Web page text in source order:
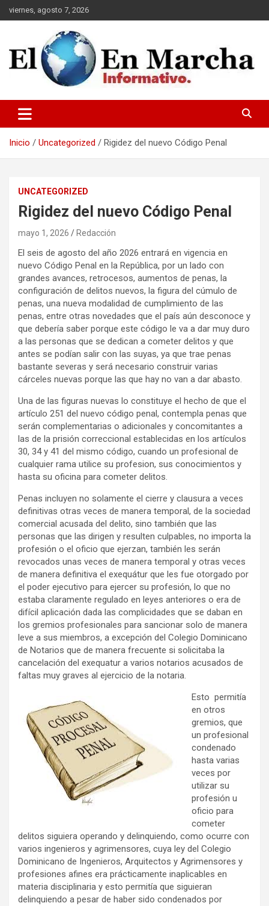
Saltar
al
viernes, agosto 7, 2026
elmundoenmarcha.net
Inicio Uncategorized Rigidez del nuevo Código Penal
UNCATEGORIZED
Rigidez del nuevo Código Penal
mayo 1, 2026 Redacción
El seis de agosto del año 2026 entrará en vigencia en
nuevo Código Penal en la República, por un lado con
grandes avances, retrocesos, aumentos de penas, la
configuración de delitos nuevos, la figura del cúmulo de
penas, una nueva modalidad de cumplimiento de las
penas, entre otras novedades que el país aún desconoce y
que debería saber porque este código le va a dar muy duro
a las personas que se dedican a cometer delitos y que
antes se podían salir con las suyas, ya que trae penas
bastante severas y será necesario construir varias
cárceles nuevas porque las que hay no van a dar abasto.
Una de las figuras nuevas lo constituye el hecho de que el
artículo 251 del nuevo código penal, contempla penas que
serán complementarias o adicionales y concomitantes a
las de la prisión correccional establecidas en los artículos
30, 34 y 41 del mismo código, cuando un profesional de
cualquier rama utilice su profesion, sus conocimientos y
hasta su oficina para cometer delitos.
Penas incluyen no solamente el cierre y clausura a veces
definitivas otras veces de manera temporal, de la sociedad
comercial acusada del delito, sino también que las
personas que las dirigen y resulten culpables, no importa la
profesión o el oficio que ejerzan, también les serán
revocados unas veces de manera temporal y otras veces
de manera definitiva el exequátur que les fue otorgado por
el poder ejecutivo para ejercer su profesión, lo que no
estaba claramente regulado en leyes anteriores o era de
difícil aplicación dada las complicidades que se daban en
los gremios profesionales para sancionar solo de manera
leve a sus miembros, a excepción del Colegio Dominicano
de Notarios que de manera frecuente si solicitaba la
cancelación del exequatur a varios notarios acusados de
faltas muy graves al ejercicio de la notaria.
Esto permitía
en otros
gremios, que
un profesional
condenado
hasta varias
veces por
utilizar su
profesión u
oficio para
cometer
delitos siguiera operando y delinquiendo, como ocurre con
varios ingenieros y agrimensores, cuya ley del Colegio
Dominicano de Ingenieros, Arquitectos y Agrimensores y
profesiones afines era prácticamente inaplicables en
materia disciplinaria y esto permitía que siguieran
delinquiendo a pesar de haber sido condenados por